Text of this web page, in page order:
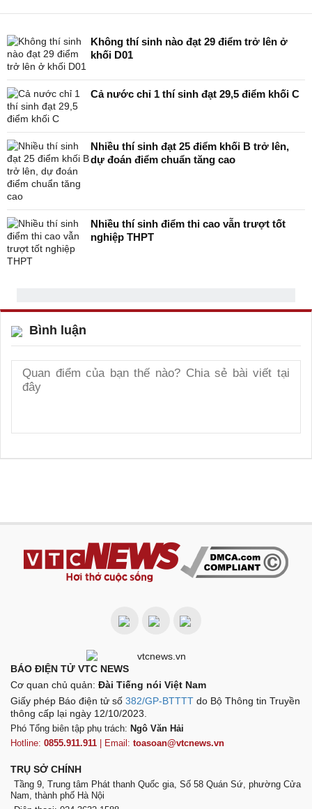
Không thí sinh nào đạt 29 điểm trở lên ở
khối D01
Cả nước chỉ 1 thí sinh đạt 29,5 điểm khối C
Nhiều thí sinh đạt 25 điểm khối B trở lên,
dự đoán điểm chuẩn tăng cao
Nhiều thí sinh điểm thi cao vẫn trượt tốt
nghiệp THPT
Bình luận
BÁO ĐIỆN TỬ VTC NEWS
Cơ quan chủ quản: Đài Tiếng nói Việt Nam
Giấy phép Báo điện tử số 382/GP-BTTTT do Bộ Thông tin Truyền
thông cấp lại ngày 12/10/2023.
Phó Tổng biên tập phụ trách: Ngô Văn Hải
Hotline: 0855.911.911 | Email: toasoan@vtcnews.vn
TRỤ SỞ CHÍNH
Tầng 9, Trung tâm Phát thanh Quốc gia, Số 58 Quán Sứ, phường Cửa
Nam, thành phố Hà Nội